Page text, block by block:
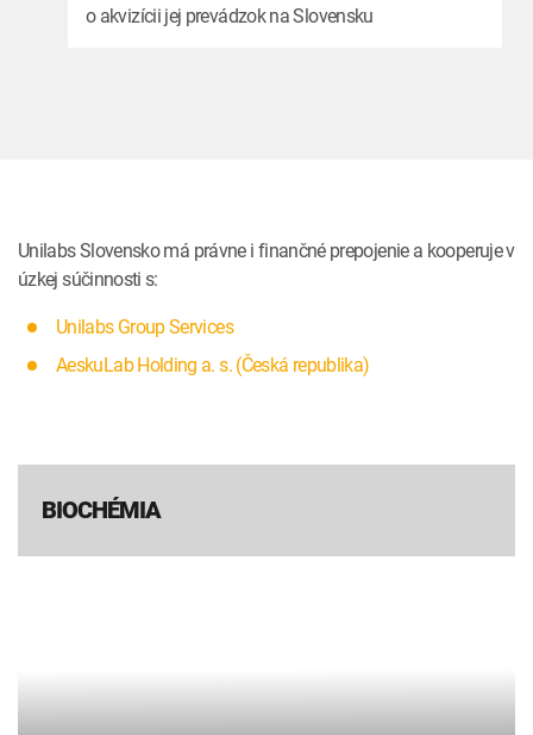
o akvizícii jej prevádzok na Slovensku
Unilabs Slovensko má právne i finančné prepojenie a kooperuje v
úzkej súčinnosti s:
Unilabs Group Services
AeskuLab Holding a. s. (Česká republika)
BIOCHÉMIA